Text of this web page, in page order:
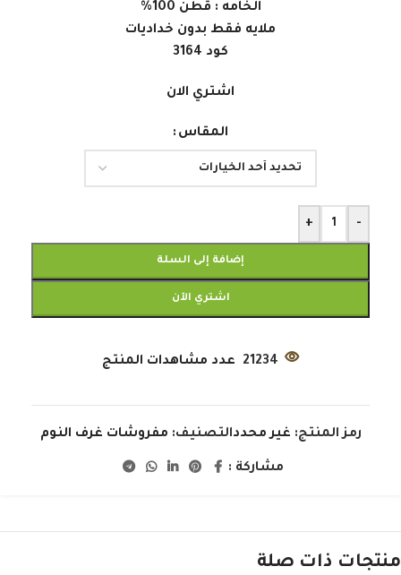
الخامه : قطن 100%
ملايه فقط بدون خداديات
كود 3164
اشتري الان
المقاس
-
+
إضافة إلى السلة
اشتري الآن
21234 عدد مشاهدات المنتج
رمز المنتج: غير محددالتصنيف: مفروشات غرف النوم
مشاركة :
منتجات ذات صلة